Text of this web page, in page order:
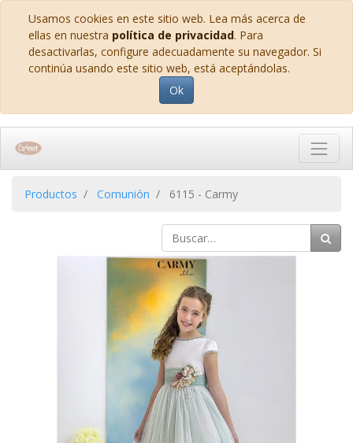
Usamos cookies en este sitio web. Lea más acerca de
ellas en nuestra política de privacidad. Para
desactivarlas, configure adecuadamente su navegador. Si
continúa usando este sitio web, está aceptándolas.
Ok
Productos Comunión 6115 - Carmy